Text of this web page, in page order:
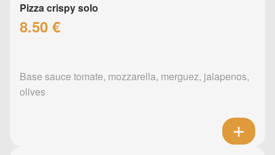
Pizza crispy solo
8.50 €
Base sauce tomate, mozzarella, merguez, jalapenos,
olives